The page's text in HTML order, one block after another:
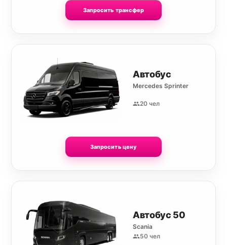
Запросить трансфер
Автобус
Mercedes Sprinter
20 чел
Запросить цену
Автобус 50
Scania
50 чел